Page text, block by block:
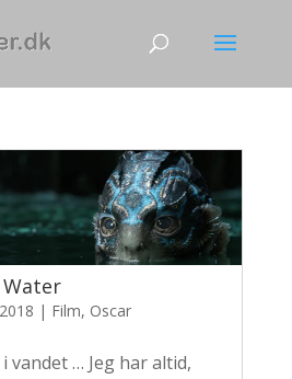
| Film, Oscar
vandet … Jeg har altid,